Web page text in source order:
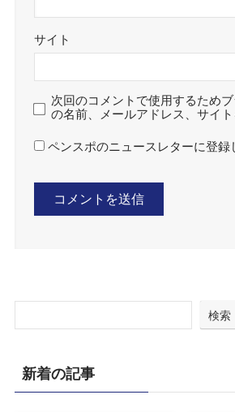
サイト
次回のコメントで使用するため
の名前、メールアドレス、サイト
ペンスポのニュースレターに登録
検索
新着の記事